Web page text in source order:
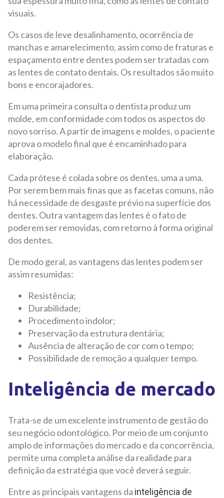
visuais.
Os casos de leve desalinhamento, ocorrência de
manchas e amarelecimento, assim como de fraturas e
espaçamento entre dentes podem ser tratadas com
as lentes de contato dentais. Os resultados são muito
bons e encorajadores.
Em uma primeira consulta o dentista produz um
molde, em conformidade com todos os aspectos do
novo sorriso. A partir de imagens e moldes, o paciente
aprova o modelo final que é encaminhado para
elaboração.
Cada prótese é colada sobre os dentes, uma a uma.
Por serem bem mais finas que as facetas comuns, não
há necessidade de desgaste prévio na superfície dos
dentes. Outra vantagem das lentes é o fato de
poderem ser removidas, com retorno à forma original
dos dentes.
De modo geral, as vantagens das lentes podem ser
assim resumidas:
Resistência;
Durabilidade;
Procedimento indolor;
Preservação da estrutura dentária;
Ausência de alteração de cor com o tempo;
Possibilidade de remoção a qualquer tempo.
Inteligência de mercado
Trata-se de um excelente instrumento de gestão do
seu negócio odontológico. Por meio de um conjunto
amplo de informações do mercado e da concorrência,
permite uma completa análise da realidade para
definição da estratégia que você deverá seguir.
Entre as principais vantagens da inteligência de